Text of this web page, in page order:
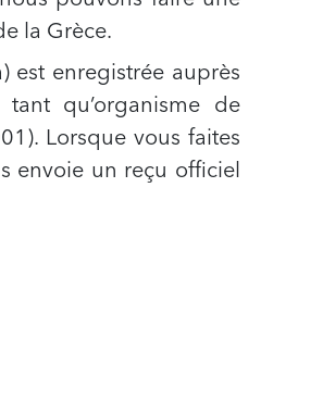
la Grèce.
est enregistrée auprès
qu’organisme de
Lorsque vous faites
envoie un reçu officiel